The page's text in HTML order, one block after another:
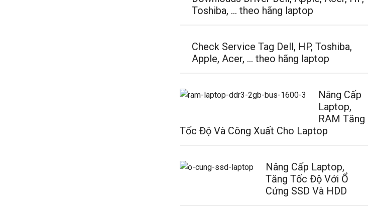
Toshiba, … theo hãng laptop
Check Service Tag Dell, HP, Toshiba,
Apple, Acer, … theo hãng laptop
Nâng Cấp
Laptop,
RAM Tăng
Tốc Độ Và Công Xuất Cho Laptop
Nâng Cấp Laptop,
Tăng Tốc Độ Với Ổ
Cứng SSD Và HDD